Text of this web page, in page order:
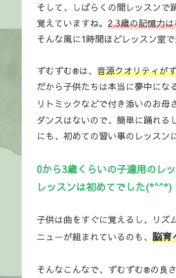
そして、しばらくの間レッスン
覚えていますね。 2.3歳の記憶力
そんな風に1時間ほどレッスン室
ずむずむ®は、 音源クオリティが
だから子供たちは本当に夢中にな
リトミックなどで付き添いのお母
ダンスはないので、簡単に踊れ
にも、初めての習い事のレッスン
0から3歳くらいの子達用のレ
レッスンは初めてでした(*^^*)
子供は曲をすぐに覚えるし、リズ
ニューが組まれているのも、 脳育
そんなこんなで、ずむずむ®の良